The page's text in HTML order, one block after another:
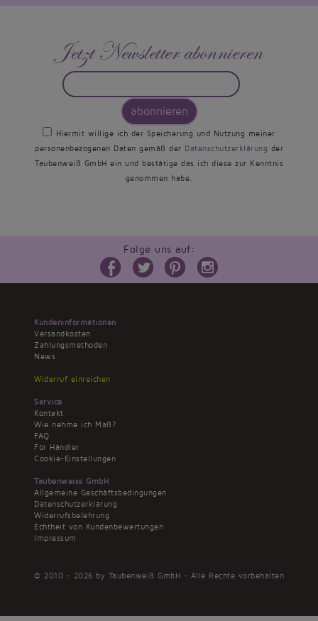
Jetzt Newsletter abonnieren
abonnieren
Hiermit willige ich der Speicherung und Nutzung meiner
personenbezogenen Daten gemäß der Datenschutzerklärung der
Taubenweiß GmbH ein und bestätige das ich diese zur Kenntnis
genommen habe.
Folge uns auf:
Kundeninformationen
Versandkosten
Zahlungsmethoden
News
Widerruf einreichen
Service
Kontakt
Wie nehme ich Maß?
FAQ
Für Händler
Cookie-Einstellungen
Taubenweiss GmbH
Allgemeine Geschäftsbedingungen
Datenschutzerklärung
Widerrufsbelehrung
Echtheit von Kundenbewertungen
Impressum
© 2010 - 2026 by Taubenweiß GmbH - Alle Rechte vorbehalten